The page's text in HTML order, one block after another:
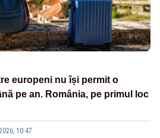
europeni nu își permit o
pe an. România, pe primul loc
10:47